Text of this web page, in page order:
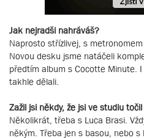
Jak nejradši nahráváš?
Naprosto střízlivej, s
Novou desku jsme natáčeli
předtím album s Cocotte Minute.
takhle dělali.
Zažil jsi někdy, že jsi ve studiu
Několikrát, třeba s Luca Brasi.
někým. Třeba jen s basou, nebo